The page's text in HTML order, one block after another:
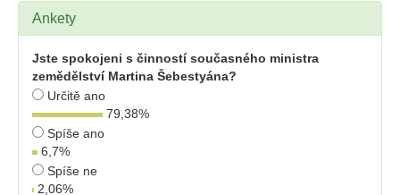
Ankety
Jste spokojeni s činností současného ministra
zemědělství Martina Šebestyána?
Určitě ano
79,38%
Spíše ano
6,7%
Spíše ne
2,06%